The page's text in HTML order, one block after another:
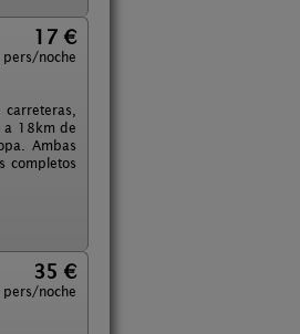
17 €
pers/noche
a 18km de
Ambas
completos
35 €
pers/noche